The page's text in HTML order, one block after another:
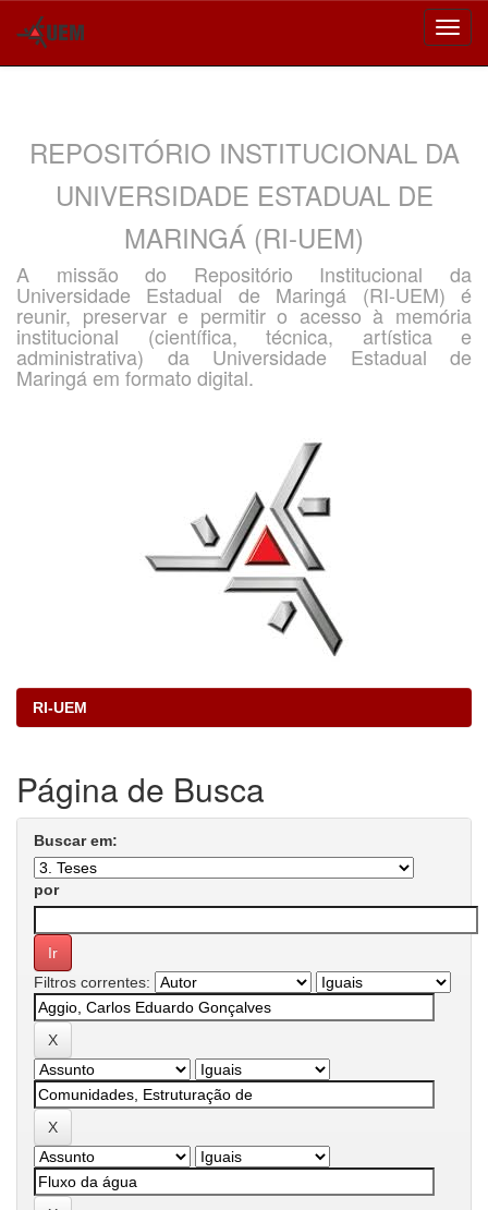
REPOSITÓRIO INSTITUCIONAL DA
UNIVERSIDADE ESTADUAL DE
MARINGÁ (RI-UEM)
A missão do Repositório Institucional da
Universidade Estadual de Maringá (RI-UEM) é
reunir, preservar e permitir o acesso à memória
institucional (científica, técnica, artística e
administrativa) da Universidade Estadual de
Maringá em formato digital.
RI-UEM
Página de Busca
Buscar em:
por
Filtros correntes: